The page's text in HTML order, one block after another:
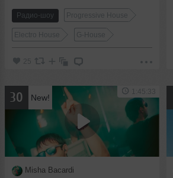
Радио-шоу Progressive House
Electro House G-House
25
30 New!
Misha Bacardi
1:45:33